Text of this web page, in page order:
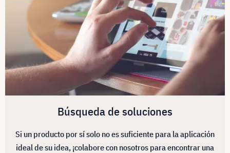
Búsqueda de soluciones
Si un producto por sí solo no es suficiente para la aplicación
ideal de su idea, ¡colabore con nosotros para encontrar una